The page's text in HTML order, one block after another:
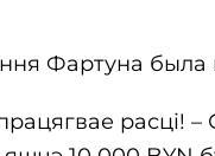
Фартуна была
расці!